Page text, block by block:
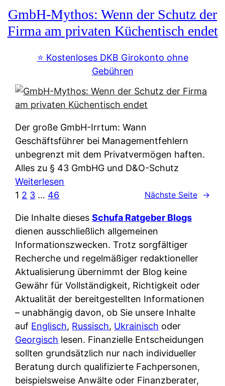
W
e
r
s
i
c
h
e
t
e
D
a
t
e
n
w
i
r
k
l
i
c
e
u
d
n
w
l
c
h
e
n
n
d
e
r
n
u
n
k
t
i
o
t
e
u
e
r
k
l
ä
u
e
r
A
p
p
&
O
n
l
i
n
e
:
GmbH-Mythos: Wenn der Schutz der
Firma am privaten Küchentisch endet
⭐️ Kostenloses DKB Girokonto ohne
Gebühren
Der große GmbH-Irrtum: Wann
Geschäftsführer bei Managementfehlern
unbegrenzt mit dem Privatvermögen haften.
Alles zu § 43 GmbHG und D&O-Schutz
Weiterlesen
b
H
-
M
y
t
h
o
s
:
W
e
1 2 3 … 46 Nächste Seite →
Die Inhalte diesesSchufa Ratgeber Blogs
dienen ausschließlich allgemeinen
Informationszwecken. Trotz sorgfältiger
Recherche und regelmäßiger redaktioneller
Aktualisierung übernimmt der Blog keine
Gewähr für Vollständigkeit, Richtigkeit oder
Aktualität der bereitgestellten Informationen
– unabhängig davon, ob Sie unsere Inhalte
auf Englisch, Russisch, Ukrainisch oder
Georgisch lesen. Finanzielle Entscheidungen
sollten grundsätzlich nur nach individueller
Beratung durch qualifizierte Fachpersonen,
beispielsweise Anwälte oder Finanzberater,